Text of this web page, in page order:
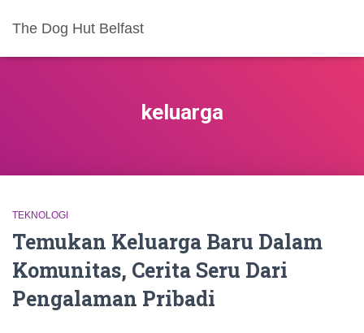
The Dog Hut Belfast
keluarga
TEKNOLOGI
Temukan Keluarga Baru Dalam
Komunitas, Cerita Seru Dari
Pengalaman Pribadi